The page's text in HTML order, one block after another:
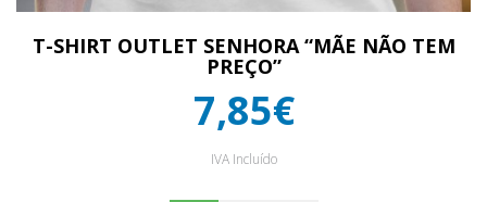
T-SHIRT OUTLET SENHORA “MÃE NÃO TEM
PREÇO”
7,85€
IVA Incluído